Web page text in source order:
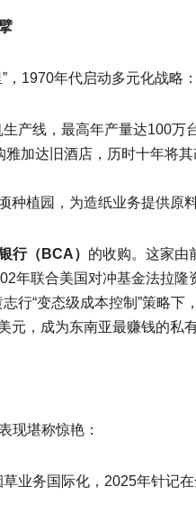
，1970年代启动多元化战略：
产线，最高年产量达100万
加达旧酒店，历时十年将
种植园，为造纸业务提供原料
行（BCA） 的收购。这家由
年联合美国对冲基金法拉
行“变态级成本控制”策略
，成为东南亚最赚钱的私有
现堪称惊艳：
业务国际化，2025年针记